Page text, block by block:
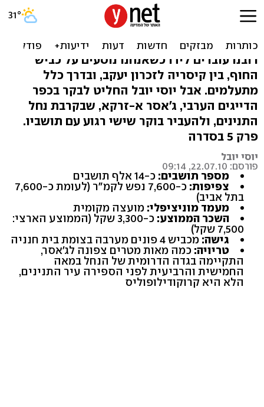
ג'אסר א-זרקא: כפר הדייגים
האחרון לחופי ישראל
רובנו עוברים לידו כשאנחנו נוסעים על כביש
החוף, בין קיסריה לזכרון יעקב, ובדרך כלל
מתעלמים. אבל יוסי יובל החליט לבקר בכפר
הדייגים הערבי, ג'אסר א-זרקא, שבקרבת נחל
התנינים, ולהעביר בוקר שישי רגוע עם תושביו.
פרק 5 בסדרה
יוסי יובל
פורסם: 22.07.10, 09:14
מספר תושבים: כ-14 אלף תושבים
צפיפות: כ-7,600 נפש לקמ"ר (לעומת כ-7,600
בתל אביב)
מעמד מוניציפלי: מועצה מקומית
השכר הממוצע: כ-3,300 שקל (הממוצע הארצי:
7,500 שקל)
גישה: מכביש 4 פונים מערבה בצומת בית חנניה
טריויה: כמה מאות מטרים צפונה לג'אסר,
התקיימה בגדה הדרומית של הנחל במאה
החמישית והרביעית לפני הספירה עיר התנינים,
הלא היא קרוקודילופוליס